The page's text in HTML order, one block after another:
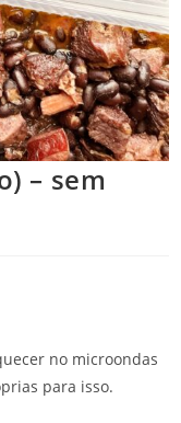
– sem
no microondas
para isso.